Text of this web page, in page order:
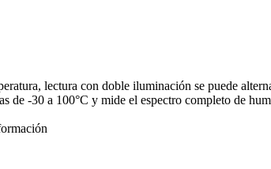
lectura con doble iluminación se puede
de -30 a 100°C y mide el espectro completo de